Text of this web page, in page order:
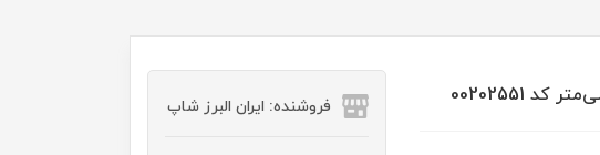
فروشنده: ایران البرز شاپ